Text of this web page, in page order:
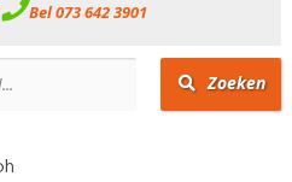
Bel 073 642 3901
Zoeken